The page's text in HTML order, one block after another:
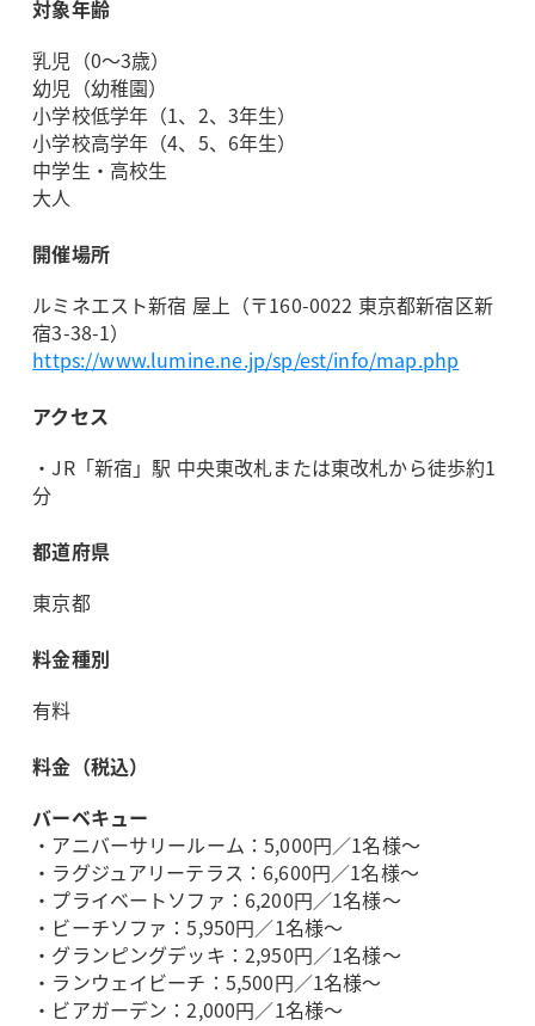
対象年齢
乳児（0～3歳）
幼児（幼稚園）
小学校低学年（1、2、3年生）
小学校高学年（4、5、6年生）
中学生・高校生
大人
開催場所
ルミネエスト新宿 屋上（〒160-0022 東京都新宿区新
宿3-38-1）
https://www.lumine.ne.jp/sp/est/info/map.php
アクセス
・JR「新宿」駅 中央東改札または東改札から徒歩約1
分
都道府県
東京都
料金種別
有料
料金（税込）
バーベキュー
・アニバーサリールーム：5,000円／1名様～
・ラグジュアリーテラス：6,600円／1名様～
・プライベートソファ：6,200円／1名様～
・ビーチソファ：5,950円／1名様～
・グランピングデッキ：2,950円／1名様～
・ランウェイビーチ：5,500円／1名様～
・ビアガーデン：2,000円／1名様～